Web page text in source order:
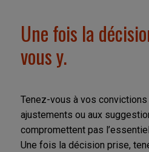
Une fois la
vous y.
Tenez-vous à vos
ajustements ou aux
compromettent pas
Une fois la décision prise,